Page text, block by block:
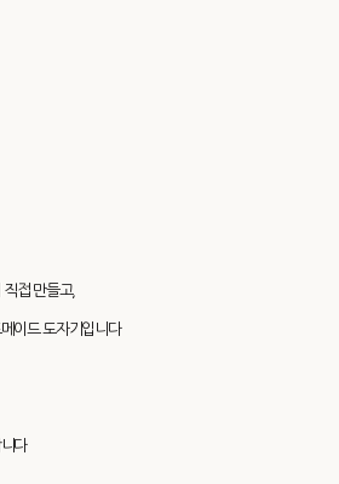
접 만들고,
이드 도자기입니다
다